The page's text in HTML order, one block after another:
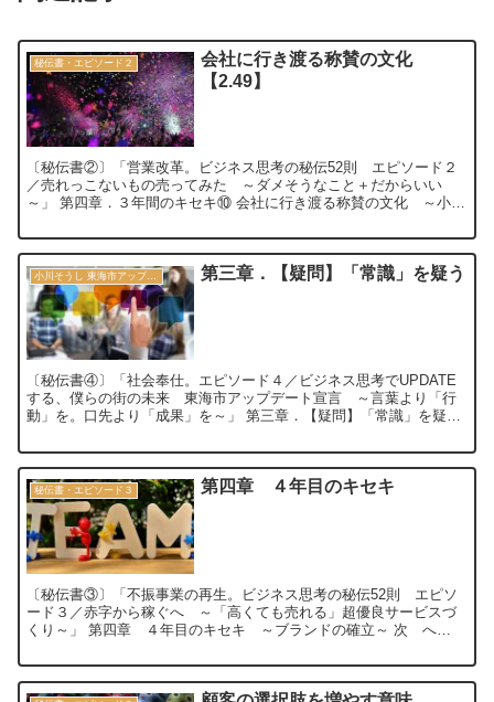
秘伝書・エピソード２
会社に行き渡る称賛の文化
【2.49】
〔秘伝書②〕「営業改革。ビジネス思考の秘伝52則 エピソード２
／売れっこないもの売ってみた ～ダメそうなこと＋だからいい
～」 第四章．３年間のキセキ⑩ 会社に行き渡る称賛の文化 ～小鹿
小川そうし 東海市アップデート宣言 2030 第三章．【疑問】「常識」を疑う
〔秘伝書④〕「社会奉仕。エピソード４／ビジネス思考でUPDATE
する、僕らの街の未来 東海市アップデート宣言 ～言葉より「行
動」を。口先より「成果」を～」 第三章．【疑問】「常識」を疑う
秘伝書・エピソード３ 第四章 ４年目のキセキ
〔秘伝書③〕「不振事業の再生。ビジネス思考の秘伝52則 エピソ
ード３／赤字から稼ぐへ ～「高くても売れる」超優良サービスづ
くり～」 第四章 ４年目のキセキ ～ブランドの確立～ 次 へ